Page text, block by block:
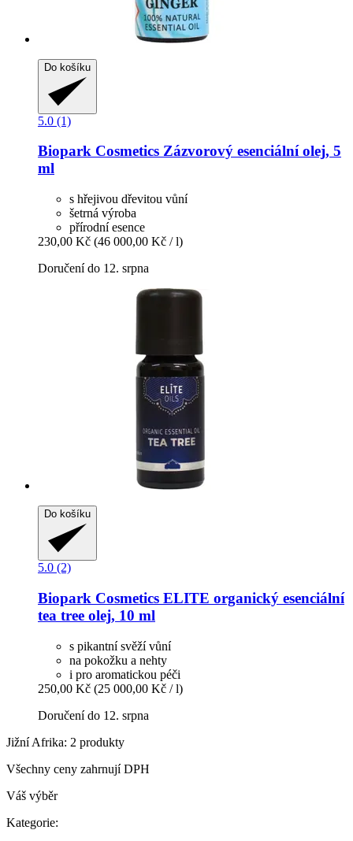
Do košíku
5.0 (1)
Biopark Cosmetics Zázvorový esenciální olej, 5
ml
s hřejivou dřevitou vůní
šetrná výroba
přírodní esence
230,00 Kč (46 000,00 Kč / l)
Doručení do 12. srpna
Do košíku
5.0 (2)
Biopark Cosmetics ELITE organický esenciální
tea tree olej, 10 ml
s pikantní svěží vůní
na pokožku a nehty
i pro aromatickou péči
250,00 Kč (25 000,00 Kč / l)
Doručení do 12. srpna
Jižní Afrika: 2 produkty
Všechny ceny zahrnují DPH
Váš výběr
Kategorie: